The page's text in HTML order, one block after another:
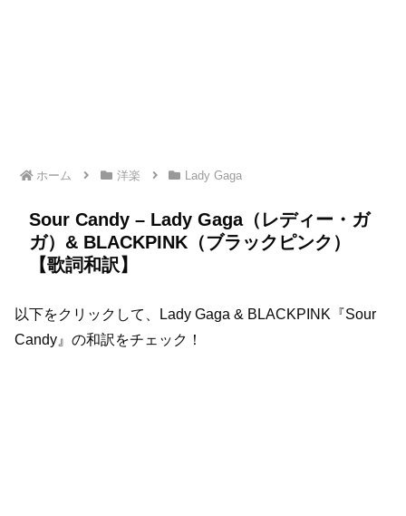
ホーム 洋楽 Lady Gaga
Sour Candy – Lady Gaga（レディー・ガ
ガ）& BLACKPINK（ブラックピンク）
【歌詞和訳】
以下をクリックして、Lady Gaga & BLACKPINK『Sour
Candy』の和訳をチェック！